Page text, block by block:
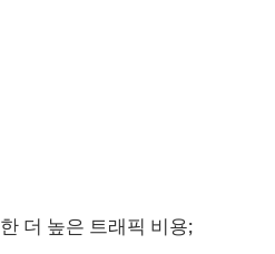
더 높은 트래픽 비용;